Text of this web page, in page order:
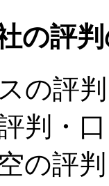
の評
の評
判・
の評